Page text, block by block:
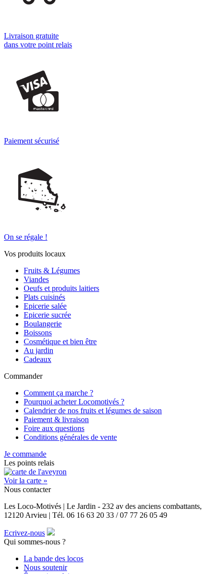
Livraison gratuite
dans votre point relais
Paiement sécurisé
On se régale !
Vos produits locaux
Fruits & Légumes
Viandes
Oeufs et produits laitiers
Plats cuisinés
Epicerie salée
Epicerie sucrée
Boulangerie
Boissons
Cosmétique et bien être
Au jardin
Cadeaux
Commander
Comment ça marche ?
Pourquoi acheter Locomotivés ?
Calendrier de nos fruits et légumes de saison
Paiement & livraison
Foire aux questions
Conditions générales de vente
Je commande
Les points relais
Voir la carte »
Nous contacter
Les Loco-Motivés | Le Jardin - 232 av des anciens combattants,
12120 Arvieu | Tél. 06 16 63 20 33 / 07 77 26 05 49
Ecrivez-nous
Qui sommes-nous ?
La bande des locos
Nous soutenir